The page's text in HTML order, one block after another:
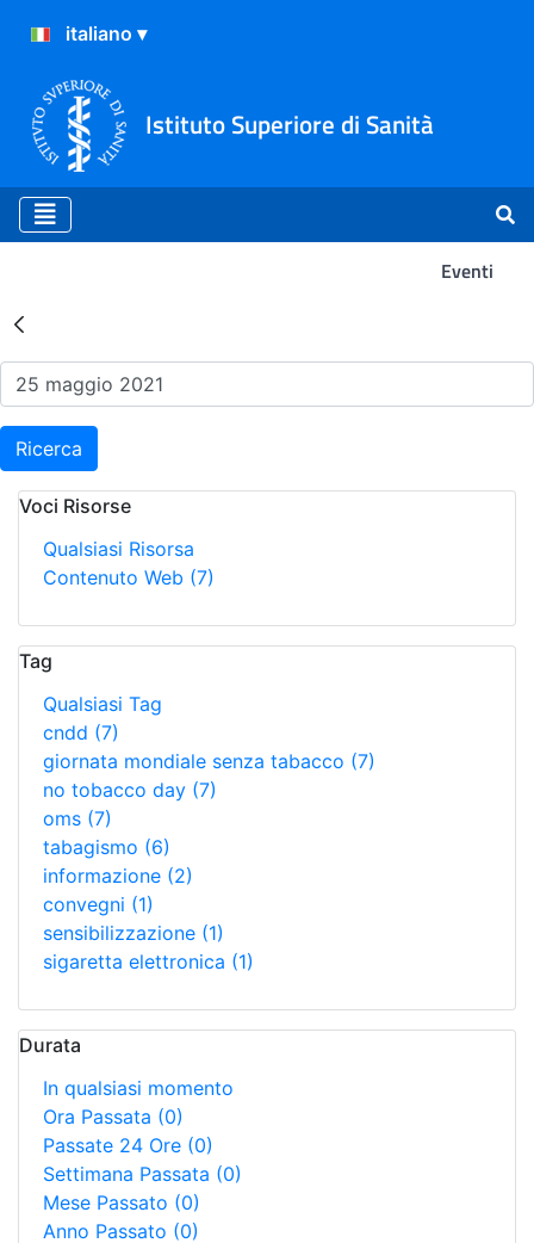
Istituto Superiore di Sanità
Eventi
Risultati della Ricerca -
Ricerca
Voci Risorse
Qualsiasi Risorsa
Contenuto Web (7)
Tag
Qualsiasi Tag
cndd (7)
giornata mondiale senza tabacco (7)
no tobacco day (7)
oms (7)
tabagismo (6)
informazione (2)
convegni (1)
sensibilizzazione (1)
sigaretta elettronica (1)
Durata
In qualsiasi momento
Ora Passata (0)
Passate 24 Ore (0)
Settimana Passata (0)
Mese Passato (0)
Anno Passato (0)